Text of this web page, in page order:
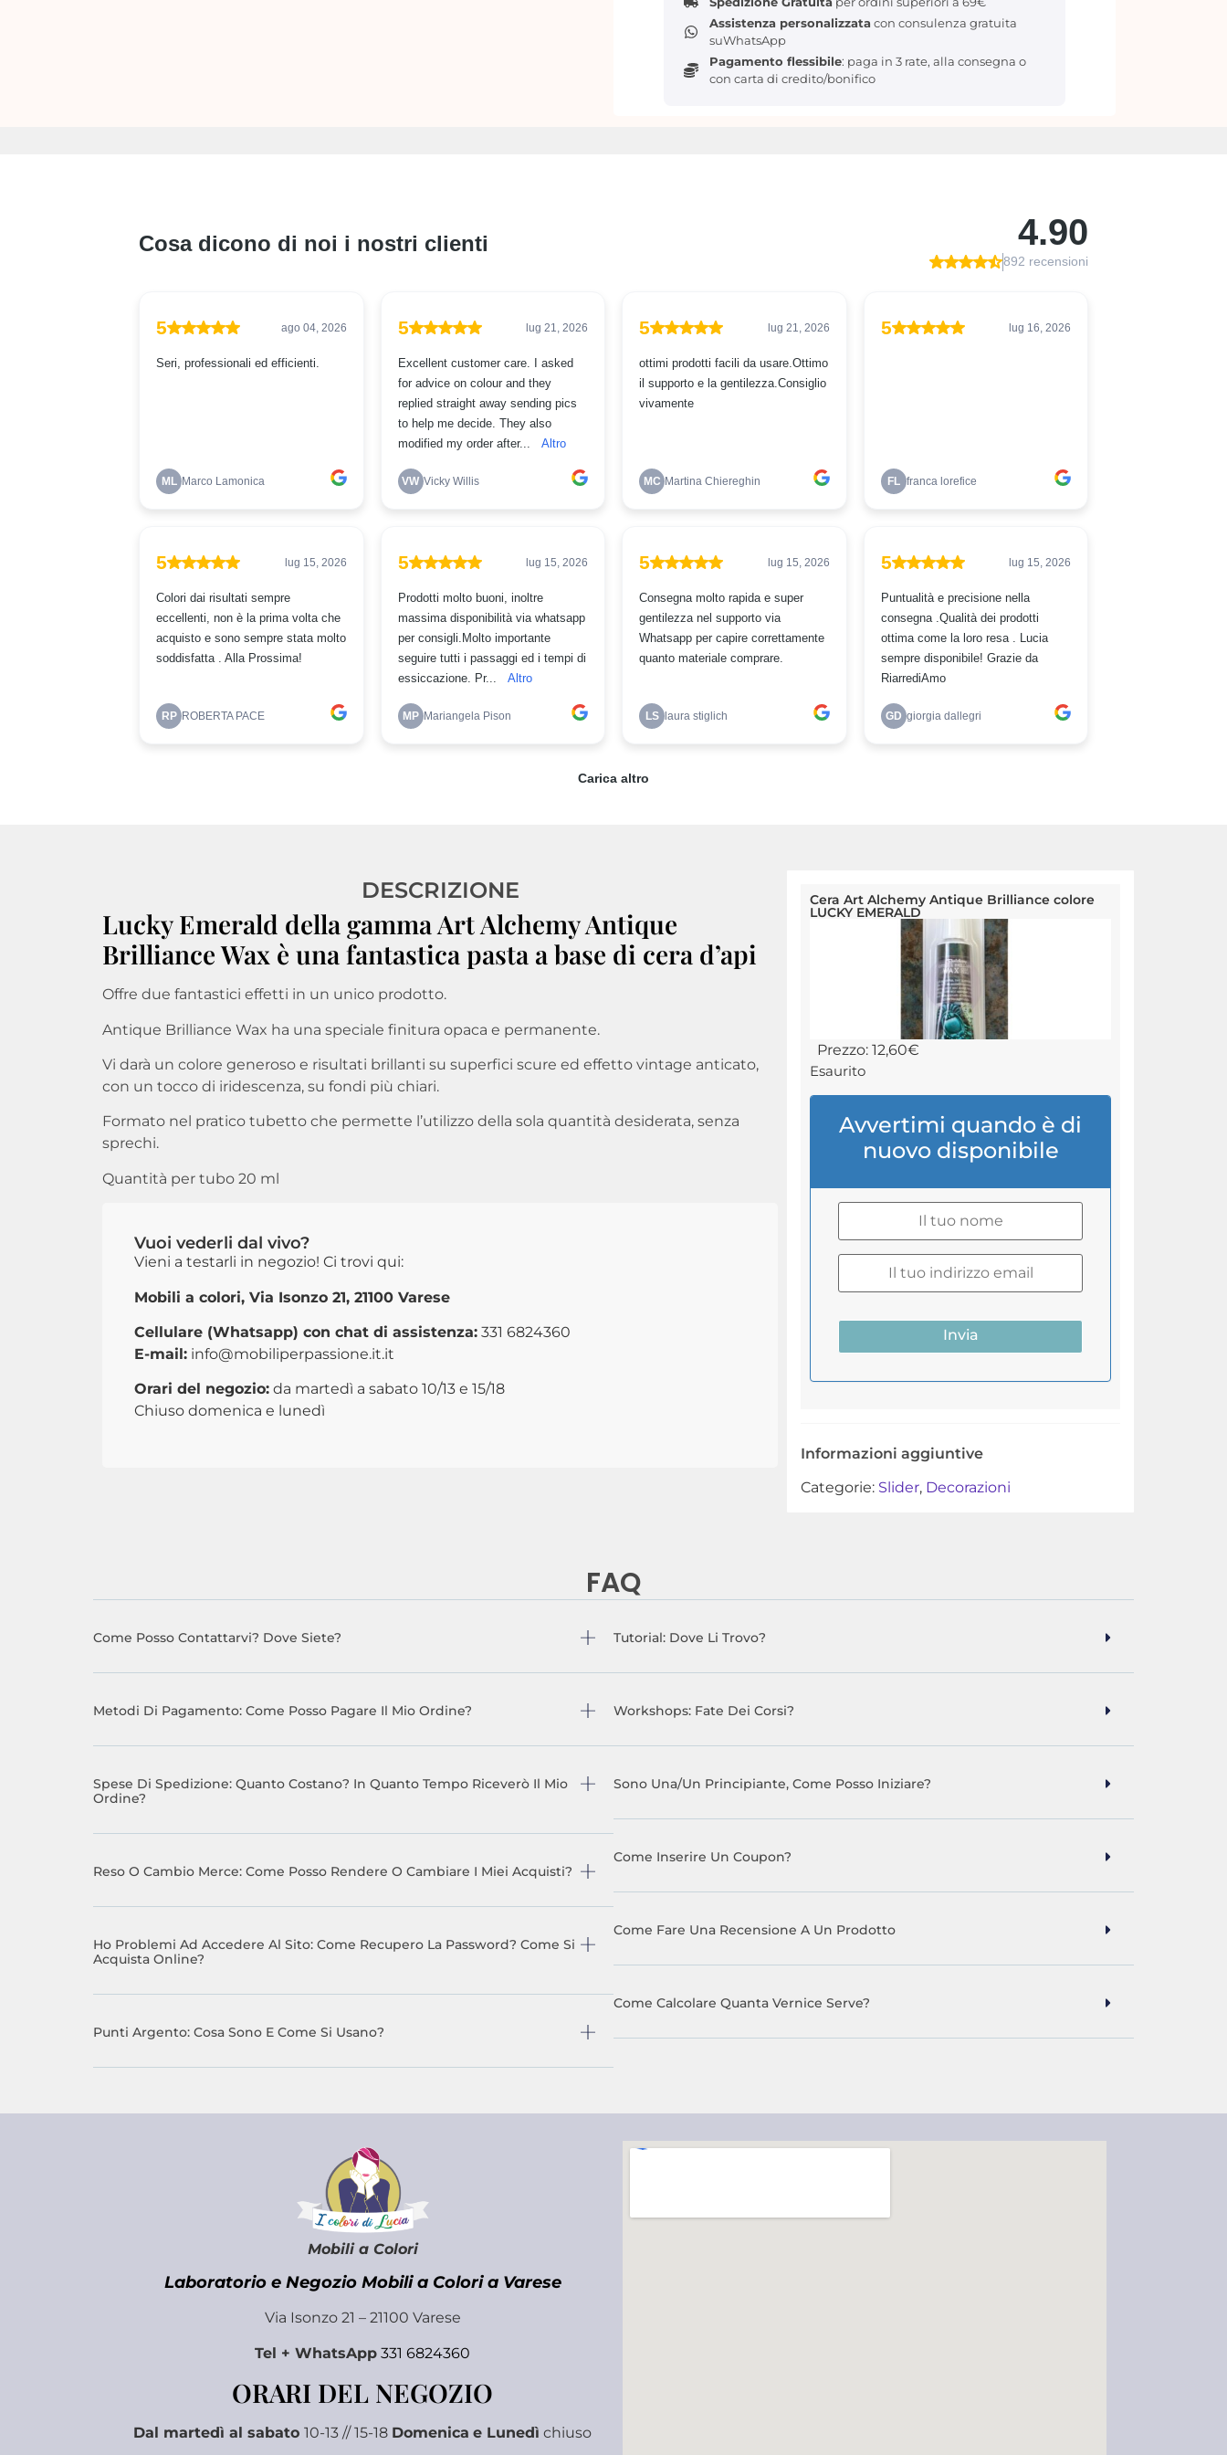
Assistenza personalizzata con consulenza gratuita
suWhatsApp
Pagamento flessibile: paga in 3 rate, alla consegna o
con carta di credito/bonifico
Cera Art Alchemy Antique Brilliance colore
LUCKY EMERALD
Prezzo:12,60€
Esaurito
Avvertimi quando è di
nuovo disponibile
Invia
Informazioni aggiuntive
Categorie: Slider, Decorazioni
DESCRIZIONE
Lucky Emerald della gamma Art Alchemy Antique
Brilliance Wax è una fantastica pasta a base di cera d’api
Offre due fantastici effetti in un unico prodotto.
Antique Brilliance Wax ha una speciale finitura opaca e permanente.
Vi darà un colore generoso e risultati brillanti su superfici scure ed effetto vintage anticato,
con un tocco di iridescenza, su fondi più chiari.
Formato nel pratico tubetto che permette l’utilizzo della sola quantità desiderata, senza
sprechi.
Quantità per tubo 20 ml
Vuoi vederli dal vivo?
Vieni a testarli in negozio! Ci trovi qui:
Mobili a colori, Via Isonzo 21, 21100 Varese
Cellulare (Whatsapp) con chat di assistenza: 331 6824360
E-mail: info@mobiliperpassione.it.it
Orari del negozio: da martedì a sabato 10/13 e 15/18
Chiuso domenica e lunedì
FAQ
Come Posso Contattarvi? Dove Siete?
Metodi Di Pagamento: Come Posso Pagare Il Mio Ordine?
Spese Di Spedizione: Quanto Costano? In Quanto Tempo Riceverò Il Mio
Ordine?
Reso O Cambio Merce: Come Posso Rendere O Cambiare I Miei Acquisti?
Ho Problemi Ad Accedere Al Sito: Come Recupero La Password? Come Si
Acquista Online?
Punti Argento: Cosa Sono E Come Si Usano?
Tutorial: Dove Li Trovo?
Workshops: Fate Dei Corsi?
Sono Una/un Principiante, Come Posso Iniziare?
Come Inserire Un Coupon?
Come Fare Una Recensione A Un Prodotto
Come Calcolare Quanta Vernice Serve?
Mobili a Colori
Laboratorio e Negozio Mobili a Colori a Varese
Via Isonzo 21 – 21100 Varese
Tel + WhatsApp 331 6824360
ORARI DEL NEGOZIO
Dal martedì al sabato 10-13 // 15-18 Domenica e Lunedì chiuso